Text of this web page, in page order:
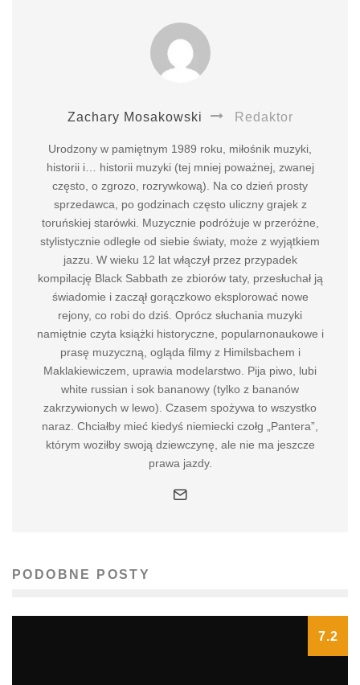
Zachary Mosakowski Redaktor
Urodzony w pamiętnym 1989 roku, miłośnik muzyki,
historii i… historii muzyki (tej mniej poważnej, zwanej
często, o zgrozo, rozrywkową). Na co dzień prosty
sprzedawca, po godzinach często uliczny grajek z
toruńskiej starówki. Muzycznie podróżuje w przeróżne,
stylistycznie odległe od siebie światy, może z wyjątkiem
jazzu. W wieku 12 lat włączył przez przypadek
kompilację Black Sabbath ze zbiorów taty, przesłuchał ją
świadomie i zaczął gorączkowo eksplorować nowe
rejony, co robi do dziś. Oprócz słuchania muzyki
namiętnie czyta książki historyczne, popularnonaukowe i
prasę muzyczną, ogląda filmy z Himilsbachem i
Maklakiewiczem, uprawia modelarstwo. Pija piwo, lubi
white russian i sok bananowy (tylko z bananów
zakrzywionych w lewo). Czasem spożywa to wszystko
naraz. Chciałby mieć kiedyś niemiecki czołg „Pantera”,
którym woziłby swoją dziewczynę, ale nie ma jeszcze
prawa jazdy.
PODOBNE POSTY
7.2